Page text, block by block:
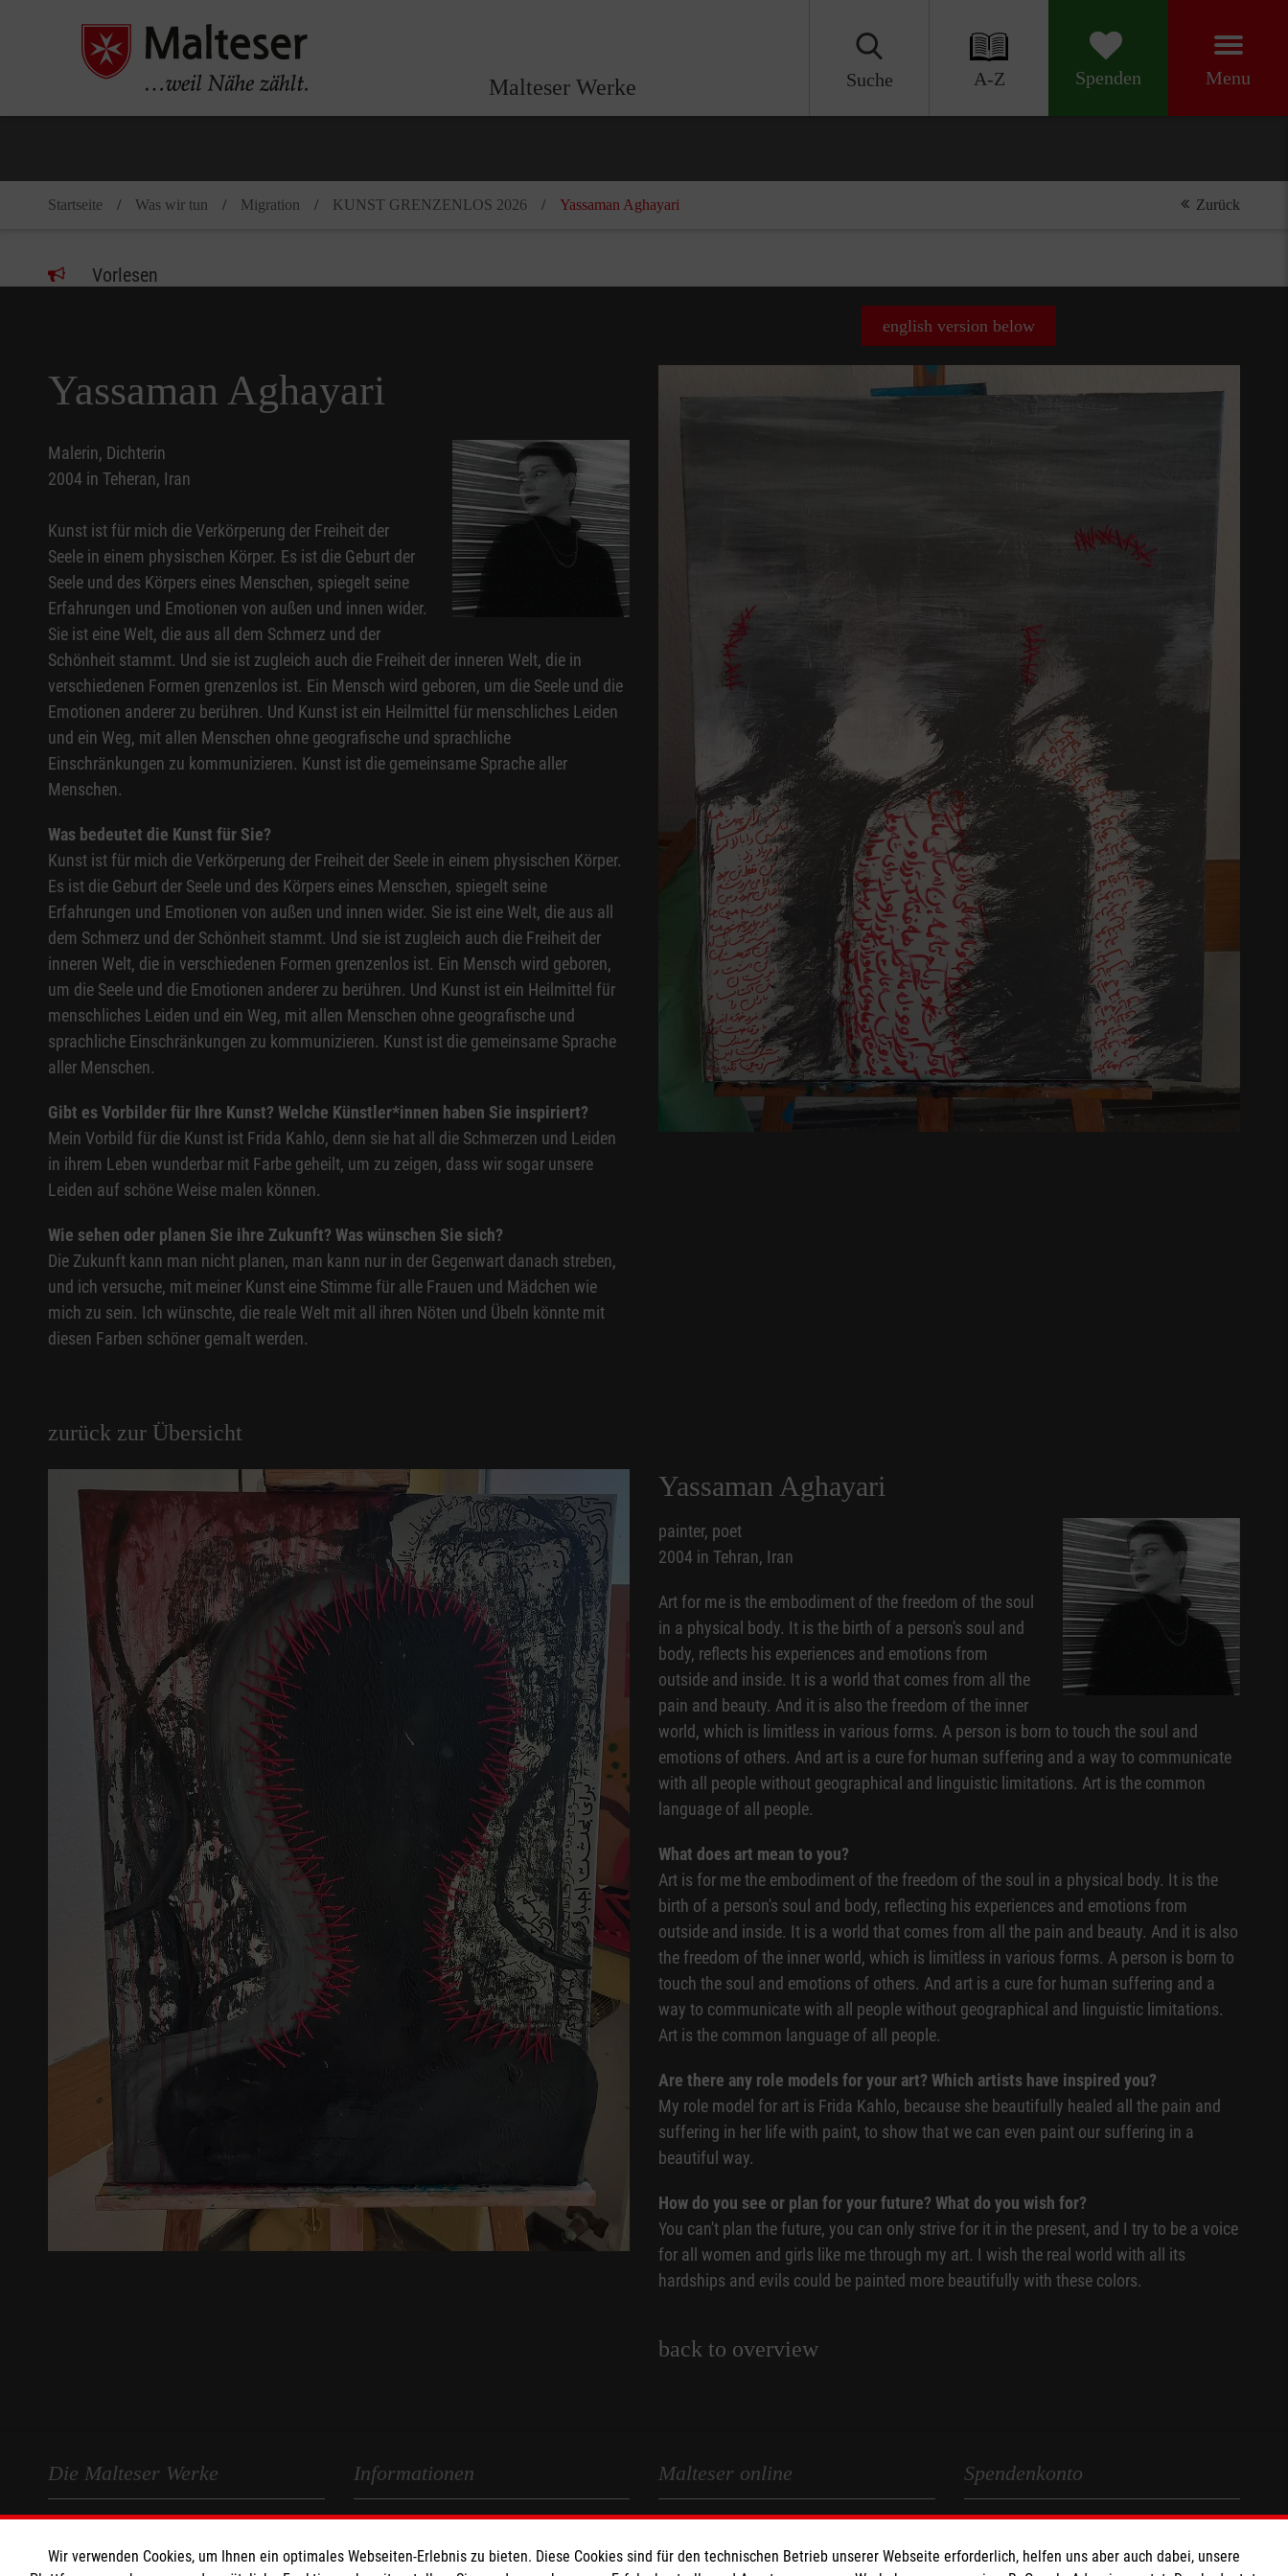
Malteser Werke Suche A-Z Spenden Menu
Startseite Was wir tun Migration KUNST GRENZENLOS 2026 Yassaman Aghayari Zurück
Vorlesen
english version below
Yassaman Aghayari
Malerin, Dichterin
2004 in Teheran, Iran
Kunst ist für mich die Verkörperung der Freiheit der
Seele in einem physischen Körper. Es ist die Geburt der
Seele und des Körpers eines Menschen, spiegelt seine
Erfahrungen und Emotionen von außen und innen wider.
Sie ist eine Welt, die aus all dem Schmerz und der
Schönheit stammt. Und sie ist zugleich auch die Freiheit der inneren Welt, die in
verschiedenen Formen grenzenlos ist. Ein Mensch wird geboren, um die Seele und die
Emotionen anderer zu berühren. Und Kunst ist ein Heilmittel für menschliches Leiden
und ein Weg, mit allen Menschen ohne geografische und sprachliche
Einschränkungen zu kommunizieren. Kunst ist die gemeinsame Sprache aller
Menschen.
Was bedeutet die Kunst für Sie?
Kunst ist für mich die Verkörperung der Freiheit der Seele in einem physischen Körper.
Es ist die Geburt der Seele und des Körpers eines Menschen, spiegelt seine
Erfahrungen und Emotionen von außen und innen wider. Sie ist eine Welt, die aus all
dem Schmerz und der Schönheit stammt. Und sie ist zugleich auch die Freiheit der
inneren Welt, die in verschiedenen Formen grenzenlos ist. Ein Mensch wird geboren,
um die Seele und die Emotionen anderer zu berühren. Und Kunst ist ein Heilmittel für
menschliches Leiden und ein Weg, mit allen Menschen ohne geografische und
sprachliche Einschränkungen zu kommunizieren. Kunst ist die gemeinsame Sprache
aller Menschen.
Gibt es Vorbilder für Ihre Kunst? Welche Künstler*innen haben Sie inspiriert?
Mein Vorbild für die Kunst ist Frida Kahlo, denn sie hat all die Schmerzen und Leiden
in ihrem Leben wunderbar mit Farbe geheilt, um zu zeigen, dass wir sogar unsere
Leiden auf schöne Weise malen können.
Wie sehen oder planen Sie ihre Zukunft? Was wünschen Sie sich?
Die Zukunft kann man nicht planen, man kann nur in der Gegenwart danach streben,
und ich versuche, mit meiner Kunst eine Stimme für alle Frauen und Mädchen wie
mich zu sein. Ich wünschte, die reale Welt mit all ihren Nöten und Übeln könnte mit
diesen Farben schöner gemalt werden.
zurück zur Übersicht
Yassaman Aghayari
painter, poet
2004 in Tehran, Iran
Art for me is the embodiment of the freedom of the soul
in a physical body. It is the birth of a person's soul and
body, reflects his experiences and emotions from
outside and inside. It is a world that comes from all the
pain and beauty. And it is also the freedom of the inner
world, which is limitless in various forms. A person is born to touch the soul and
emotions of others. And art is a cure for human suffering and a way to communicate
with all people without geographical and linguistic limitations. Art is the common
language of all people.
What does art mean to you?
Art is for me the embodiment of the freedom of the soul in a physical body. It is the
birth of a person's soul and body, reflecting his experiences and emotions from
outside and inside. It is a world that comes from all the pain and beauty. And it is also
the freedom of the inner world, which is limitless in various forms. A person is born to
touch the soul and emotions of others. And art is a cure for human suffering and a
way to communicate with all people without geographical and linguistic limitations.
Art is the common language of all people.
Are there any role models for your art? Which artists have inspired you?
My role model for art is Frida Kahlo, because she beautifully healed all the pain and
suffering in her life with paint, to show that we can even paint our suffering in a
beautiful way.
How do you see or plan for your future? What do you wish for?
You can't plan the future, you can only strive for it in the present, and I try to be a voice
for all women and girls like me through my art. I wish the real world with all its
hardships and evils could be painted more beautifully with these colors.
back to overview
Die Malteser Werke
Karriere
Informationen
Datenschutzerklärung
Malteser online
Malteser Jugend
Spendenkonto
IBAN: DE92370205000002830100
Wir verwenden Cookies, um Ihnen ein optimales Webseiten-Erlebnis zu bieten. Diese Cookies sind für den technischen Betrieb unserer Webseite erforderlich, helfen uns aber auch dabei, unsere